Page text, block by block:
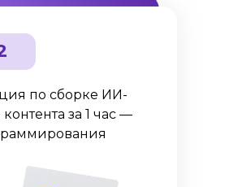
по сборке ИИ-
за 1 час —